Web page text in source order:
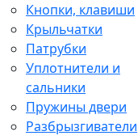
Кнопки, клавиши
Крыльчатки
Патрубки
Уплотнители и
сальники
Пружины двери
Разбрызгиватели